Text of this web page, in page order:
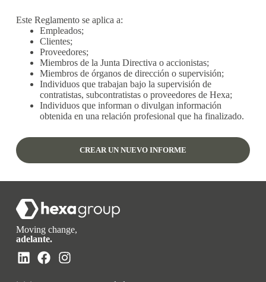
Este Reglamento se aplica a:
Empleados;
Clientes;
Proveedores;
Miembros de la Junta Directiva o accionistas;
Miembros de órganos de dirección o supervisión;
Individuos que trabajan bajo la supervisión de
contratistas, subcontratistas o proveedores de Hexa;
Individuos que informan o divulgan información
obtenida en una relación profesional que ha finalizado.
CREAR UN NUEVO INFORME
Moving change,
adelante.